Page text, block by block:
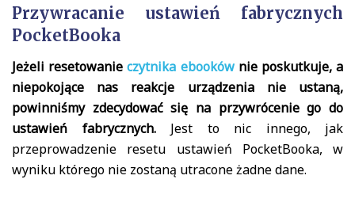
Przywracanie ustawień fabrycznych
PocketBooka
Jeżeli resetowanieczytnika ebookównie poskutkuje, a
niepokojące nas reakcje urządzenia nie ustaną,
powinniśmy zdecydować się na przywrócenie go do
ustawień fabrycznych.Jest to nic innego, jak
przeprowadzenie resetu ustawień PocketBooka, w
wyniku którego nie zostaną utracone żadne dane.